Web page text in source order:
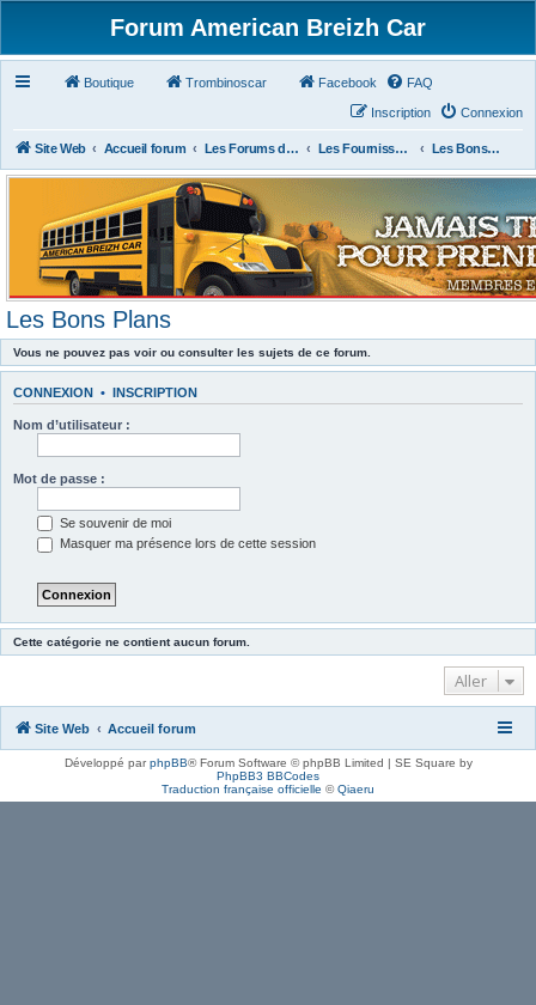
Forum American Breizh Car
Boutique Trombinoscar Facebook FAQ
Connexion
Inscription
Site Web Accueil forum Les Forums des Membres du Club Les Fournisseurs Américains ou Français Les Bons Plans
Les Bons Plans
Vous ne pouvez pas voir ou consulter les sujets de ce forum.
CONNEXION • INSCRIPTION
Nom d’utilisateur :
Mot de passe :
Se souvenir de moi
Masquer ma présence lors de cette session
Cette catégorie ne contient aucun forum.
Aller
Site Web Accueil forum
Développé parphpBB® Forum Software © phpBB Limited | SE Square by
PhpBB3 BBCodes
Traduction française officielle ©Qiaeru